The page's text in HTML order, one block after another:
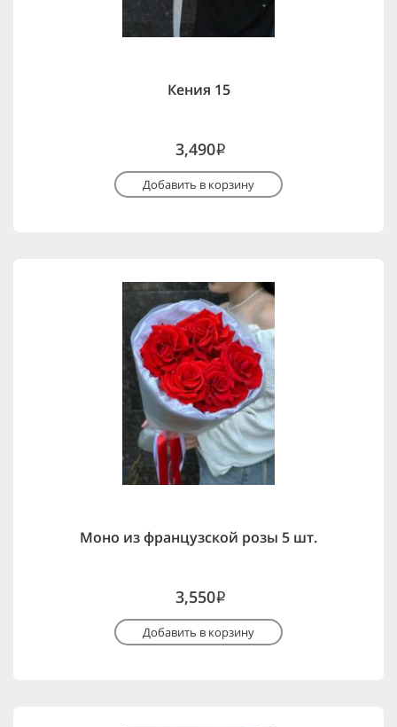
Кения 15
3,490i
Добавить в корзину
Моно из французской розы 5 шт.
3,550i
Добавить в корзину